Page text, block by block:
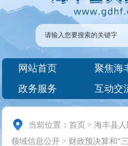
网站首页 聚焦海
政务服务
互动交
当前位置：首页 >海丰县
领域信息公开 > 财政预决算和"